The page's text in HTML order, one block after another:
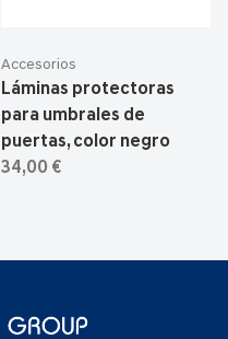
Accesorios
Láminas protectoras
para umbrales de
puertas, color negro
34,00 €